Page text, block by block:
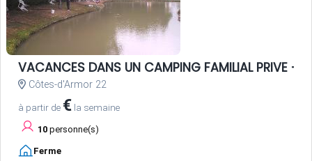
VACANCES DANS UN CAMPING FAMILIAL PRIVE -
Côtes-d'Armor 22
à partir de € la semaine
10 personne(s)
Ferme